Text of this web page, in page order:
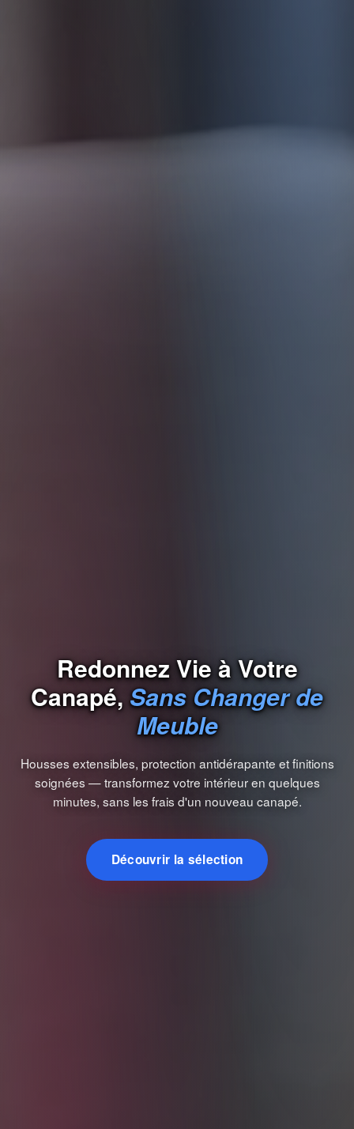
Redonnez Vie à Votre
Canapé,Sans Changer de
Meuble
Housses extensibles, protection antidérapante et finitions
soignées — transformez votre intérieur en quelques
minutes, sans les frais d'un nouveau canapé.
Découvrir la sélection